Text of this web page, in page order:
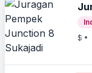
$ •